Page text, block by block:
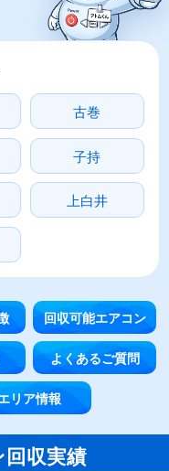
古巻
子持
上白井
回収可能エアコン
よくあるご質問
リア情報
収実績